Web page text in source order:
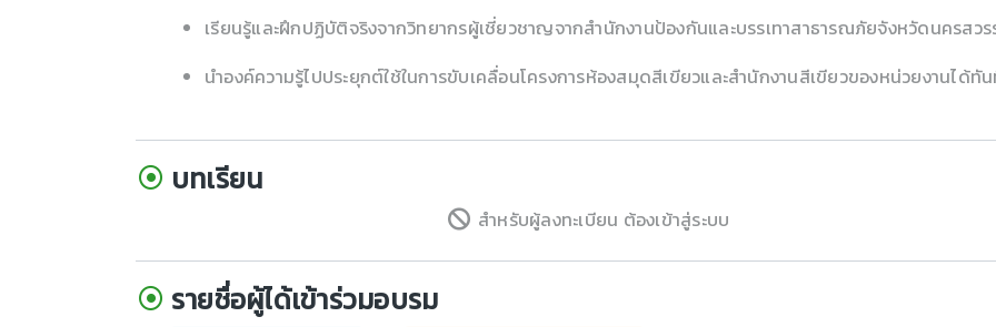
เรียนรู้และฝึกปฏิบัติจริงจากวิทยากรผู้เชี่ยวชาญจากสำนักงานป้องกันและบรรเทาสาธารณภัยจังหวัดนครสวร
นำองค์ความรู้ไปประยุกต์ใช้ในการขับเคลื่อนโครงการห้องสมุดสีเขียวและสำนักงานสีเขียวของหน่วยงานได้ทั
บทเรียน
สำหรับผู้ลงทะเบียน ต้องเข้าสู่ระบบ
รายชื่อผู้ได้เข้าร่วมอบรม